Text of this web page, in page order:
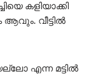
കളിയാക്കി
വീട്ടിൽ
എന്ന മട്ടിൽ